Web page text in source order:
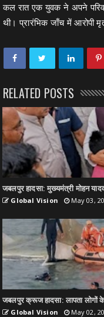
कल रात एक युवक ने अपने
थी। प्रारंभिक जाँच में आरोपी
RELATED POSTS
जबलपुर हादसा: मुख्यमंत्री मोहन
Global Vision May 03,
जबलपुर क्रूज हादसा: लापता लोगों के
Global Vision May 02,